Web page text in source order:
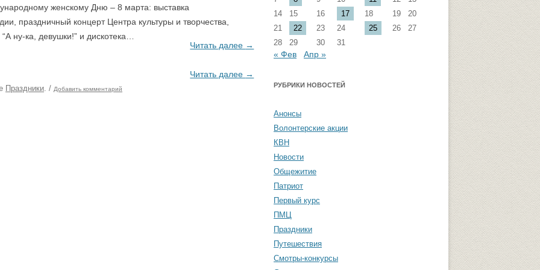
«отлично»
безопасность
Профилактика экстремизма
Террористическая угроза: памятка
студентам
Безопасность. Памятка студентам
Группа ФВМиТЖ
Группа ЭФ
Группа ГПФ
Группа ТТ
Студенческая газета «Активы и
пассивы»
женскому Дню – 8 марта: выставка
праздничный концерт Центра культуры и творчества,
ну-ка, девушки!” и дискотека…
Читать далее →
Читать далее →
Праздники / Добавить комментарий
14
15 16 17 18 19
20
21
22 23 24 25 26
27
28
29 30 31
« Фев Апр »
РУБРИКИ НОВОСТЕЙ
Анонсы
Волонтерские акции
КВН
Новости
Общежитие
Патриот
Первый курс
ПМЦ
Праздники
Путешествия
Смотры-конкурсы